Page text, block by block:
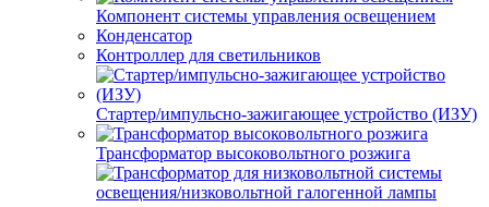
Компонент системы управления освещением
Конденсатор
Контроллер для светильников
Стартер/импульсно-зажигающее устройство (ИЗУ)
Трансформатор высоковольтного розжига